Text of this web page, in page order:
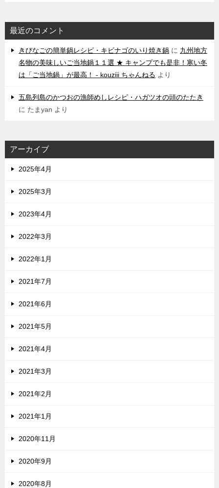
最近のコメント
きびなごの簡単鍋レシピ・キビナゴのいり焼き鍋 に 九州地方
名物の美味しいご当地鍋１１選 ★ キャンプでも是非！寒い冬
は「ご当地鍋」が最高！ - kouziii ちゃんねる より
五島列島のかつおの漁師めしレシピ・ハガツオの頭のたたき
に たまyan より
アーカイブ
2025年4月
2025年3月
2023年4月
2022年3月
2022年1月
2021年7月
2021年6月
2021年5月
2021年4月
2021年3月
2021年2月
2021年1月
2020年11月
2020年9月
2020年8月